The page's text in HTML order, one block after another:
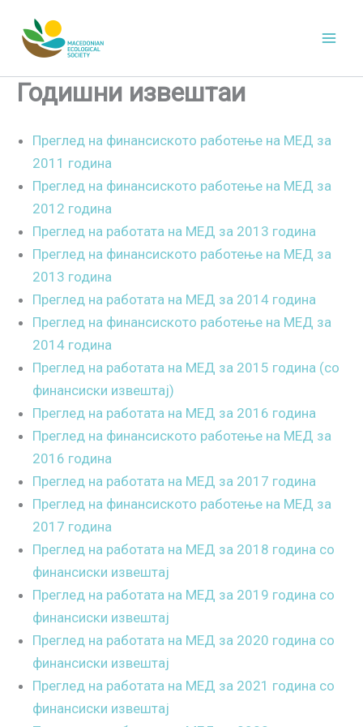
content
Годишни извештаи
Преглед на финансиското работење на МЕД за
2011 година
Преглед на финансиското работење на МЕД за
2012 година
Преглед на работата на МЕД за 2013 година
Преглед на финансиското работење на МЕД за
2013 година
Преглед на работата на МЕД за 2014 година
Преглед на финансиското работење на МЕД за
2014 година
Преглед на работата на МЕД за 2015 година (со
финансиски извештај)
Преглед на работата на МЕД за 2016 година
Преглед на финансиското работење на МЕД за
2016 година
Преглед на работата на МЕД за 2017 година
Преглед на финансиското работење на МЕД за
2017 година
Преглед на работата на МЕД за 2018 година со
финансиски извештај
Преглед на работата на МЕД за 2019 година со
финансиски извештај
Преглед на работата на МЕД за 2020 година со
финансиски извештај
Преглед на работата на МЕД за 2021 година со
финансиски извештај